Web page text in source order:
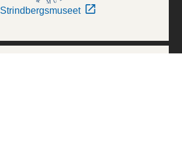
Strindbergsmuseet